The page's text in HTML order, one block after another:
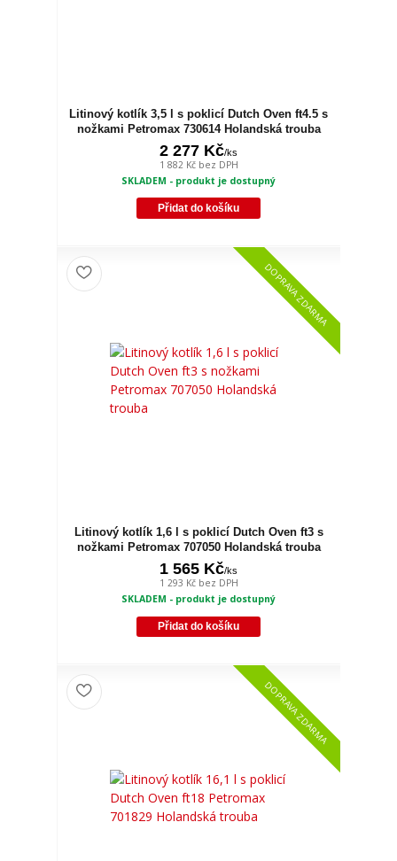
Litinový kotlík 3,5 l s poklicí Dutch Oven ft4.5 s
nožkami Petromax 730614 Holandská trouba
2 277 Kč/ks
1 882 Kč bez DPH
SKLADEM - produkt je dostupný
Přidat do košíku
DOPRAVA ZDARMA
Litinový kotlík 1,6 l s poklicí Dutch Oven ft3 s
nožkami Petromax 707050 Holandská trouba
1 565 Kč/ks
1 293 Kč bez DPH
SKLADEM - produkt je dostupný
Přidat do košíku
DOPRAVA ZDARMA